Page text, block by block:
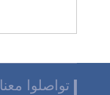
تواصلوا معنا